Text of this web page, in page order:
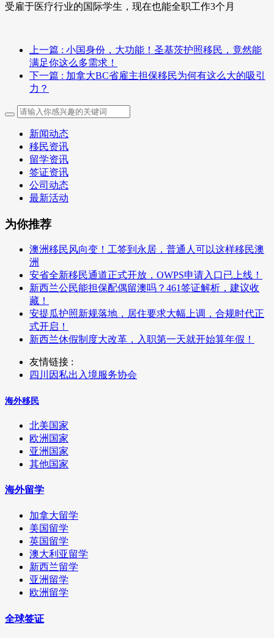
受雇于医疗行业的国际学生，现在也能全职工作3个月
上一篇 : 小国身份，大功能！圣基茨护照移民，竟然能
满足你这么多需求！
下一篇 : 加拿大BC省雇主担保移民为何有这么大的吸引
力？
新闻动态
移民资讯
留学资讯
签证资讯
公司动态
最新活动
为你推荐
澳洲移民风向变！工签到永居，普通人可以这样移民澳
洲
安省全新移民通道正式开放，OWPS申请入口已上线！
新西兰公民能担保配偶留澳吗？461签证解析，建议收
藏！
安提瓜护照新规落地，居住要求大幅上调，合规时代正
式开启！
新西兰休假制度大改革，入职第一天就开始算年假！
友情链接 :
四川因私出入境服务协会
海外移民
北美国家
欧洲国家
亚洲国家
其他国家
海外留学
加拿大留学
美国留学
英国留学
澳大利亚留学
新西兰留学
亚洲留学
欧洲留学
全球签证